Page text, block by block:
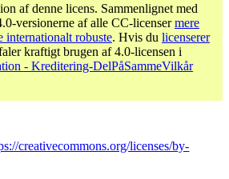
af denne licens. Sammenlignet med
versionerne af alle CC-licensermere
internationalt robuste. Hvis du licenserer
kraftigt brugen af ​​4.0-licensen i
- Kreditering-DelPåSammeVilkår
creativecommons.org/licenses/by-